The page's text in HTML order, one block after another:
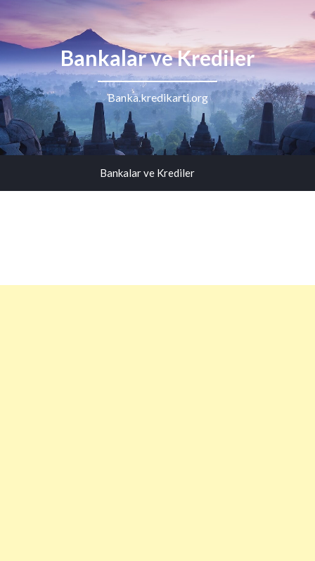
Bankalar ve Krediler
Banka.kredikarti.org
Bankalar ve Krediler